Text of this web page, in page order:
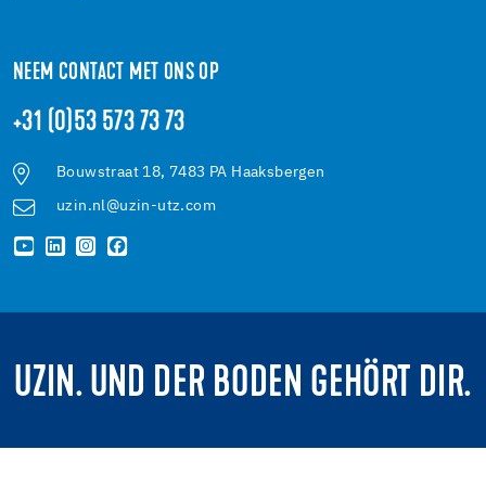
NEEM CONTACT MET ONS OP
+31 (0)53 573 73 73
Bouwstraat 18, 7483 PA Haaksbergen
uzin.nl@uzin-utz.com
UZIN. UND DER BODEN GEHÖRT DIR.